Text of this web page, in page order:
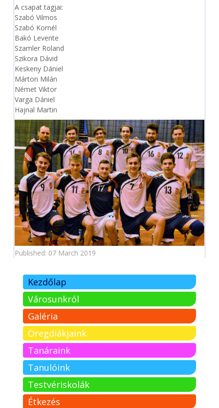
A csapat tagjai:
Szabó Vilmos
Szabó Kornél
Bakó Levente
Szamler Roland
Szikora Dávid
Keskeny Dániel
Márton Milán
Német Viktor
Varga Dániel
Hajnal Martin
Published: 07 March 2019
Kezdőlap
Városunkról
Galéria
Öregdiákjaink
Tanáraink
Tanulóink
Testvériskolák
Étkezés